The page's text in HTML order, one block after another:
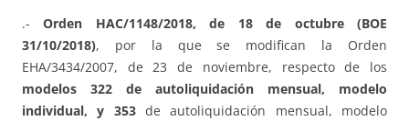
.-Orden HAC/1148/2018, de 18 de octubre (BOE
31/10/2018), por la que se modifican la Orden
EHA/3434/2007, de 23 de noviembre, respecto de los
modelos 322 de autoliquidación mensual, modelo
individual, y 353de autoliquidación mensual, modelo